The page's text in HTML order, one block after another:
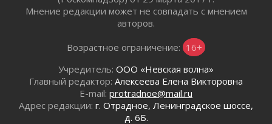
29 июля 2026
С помощью камер в Ленобласти выписали
штрафов на 17 миллионов рублей за сброс
Региональная сеть контейнерных площадок
Ленобласти пополнится еще 300 объектами к
2027 году
29 июля 2026
Мнение редакции может не совпадать с мнением
авторов.
Возрастное ограничение: 16+
Учредитель: ООО «Невская волна»
Главный редактор: Алексеева Елена Викторовна
E-mail: protradnoe@mail.ru
Адрес редакции: г. Отрадное, Ленинградское шоссе,
д. 6Б.